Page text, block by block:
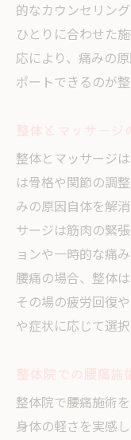
的なカウンセリン
ひとりに合わせた
応により、痛みの
ポートできるのが整
整体とマッサージ
は骨格や関節の調
みの原因自体を解
サージは筋肉の緊
ョンや一時的な痛
腰痛の場合、整体
その場の疲労回復
や症状に応じて選択
整体院で腰痛施術
身体の軽さを実感